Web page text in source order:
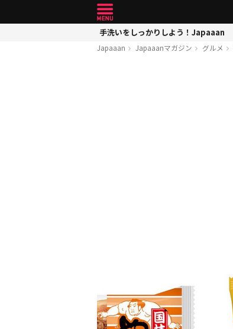
手洗いをしっかりしよう！Japaaan
Japaaan Japaaanマガジン グルメ